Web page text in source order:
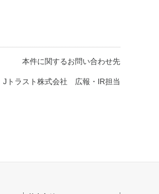
本件に関するお問い合わせ先
Jトラスト株式会社 広報・IR担当